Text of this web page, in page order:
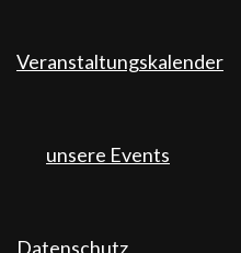
Veranstaltungskalender
unsere Events
Datenschutz